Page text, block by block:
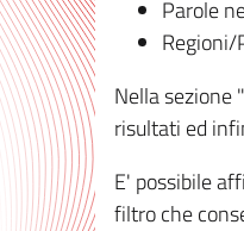
Parole
Nella sezione
risultati ed
E' possibile
filtro che